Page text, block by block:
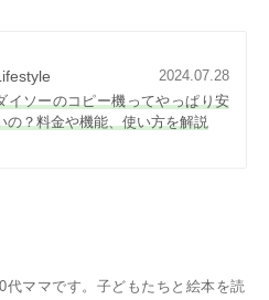
2024.07.28
イソーのコピー機ってやっぱり安
の？料金や機能、使い方を解説
代ママです。子どもたちと絵本を読